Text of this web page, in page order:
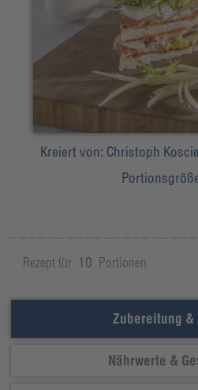
Kreiert von: Christoph
Rezept für 10 Portionen
Zubereitung &
Nährwerte &